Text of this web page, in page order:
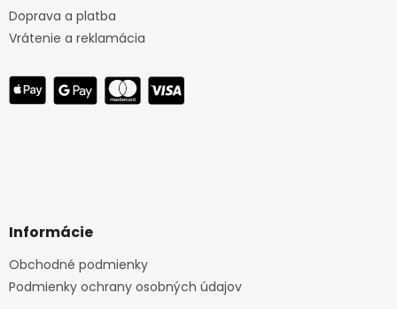
Doprava a platba
Vrátenie a reklamácia
Informácie
Obchodné podmienky
Podmienky ochrany osobných údajov